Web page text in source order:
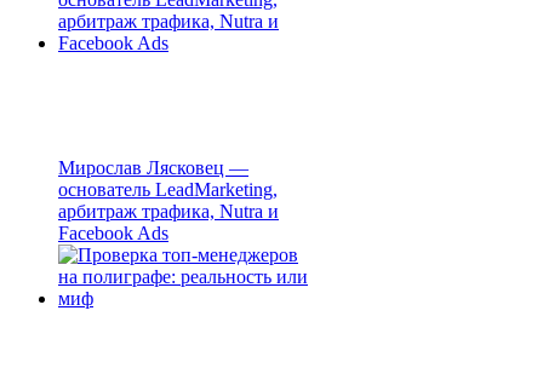
Мирослав Лясковец —
основатель LeadMarketing,
арбитраж трафика, Nutra и
Facebook Ads